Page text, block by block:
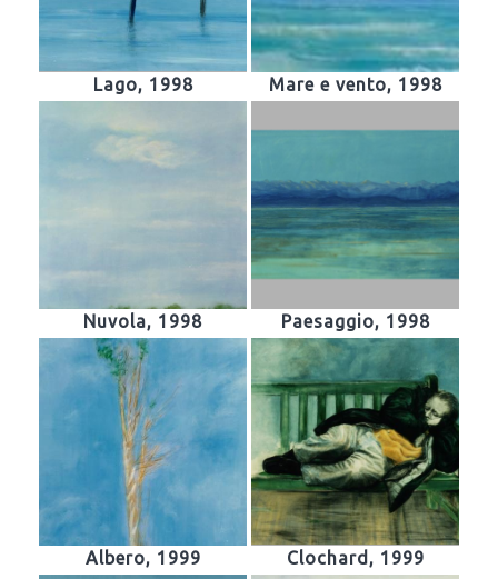
Lago, 1998 Mare e vento, 1998
Nuvola, 1998 Paesaggio, 1998
Albero, 1999 Clochard, 1999